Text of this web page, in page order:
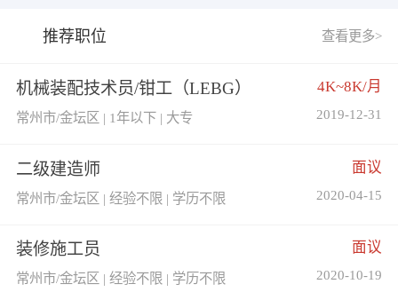
推荐职位 查看更多>
机械装配技术员/钳工（LEBG） 4K~8K/月
常州市/金坛区 | 1年以下 | 大专 2019-12-31
二级建造师 面议
常州市/金坛区 | 经验不限 | 学历不限 2020-04-15
装修施工员 面议
常州市/金坛区 | 经验不限 | 学历不限 2020-10-19